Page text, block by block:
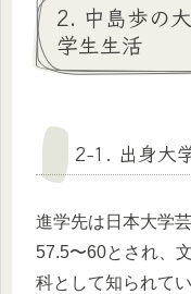
2. 中島歩の
学生生活
2-1. 出身大
進学先は日本大学
57.5〜60とされ、
科として知られて